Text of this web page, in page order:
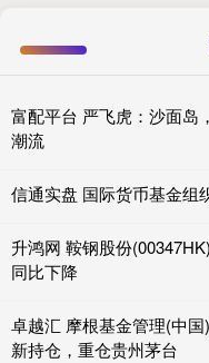
富配平台 严飞虎：沙面岛
潮流
信通实盘 国际货币基金组
升鸿网 鞍钢股份
同比下降
卓越汇 摩根基金管理(中
新持仓，重仓贵州茅台